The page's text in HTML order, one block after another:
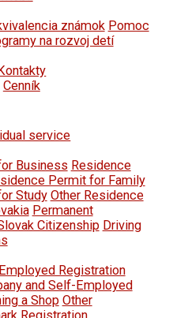
známok Pomoc
na rozvoj detí
Kontakty
Cenník
service
Business Residence
Permit for Family
Study Other Residence
Permanent
Citizenship Driving
Registration
and Self-Employed
a Shop Other